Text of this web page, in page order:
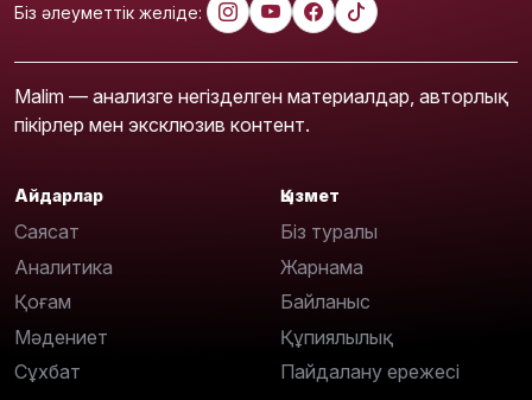
Біз әлеуметтік желіде:
Malim — анализге негізделген материалдар, авторлық
пікірлер мен эксклюзив контент.
Айдарлар
Саясат
Аналитика
Қоғам
Мәдениет
Сұхбат
Қызмет
Біз туралы
Жарнама
Байланыс
Құпиялылық
Пайдалану ережесі